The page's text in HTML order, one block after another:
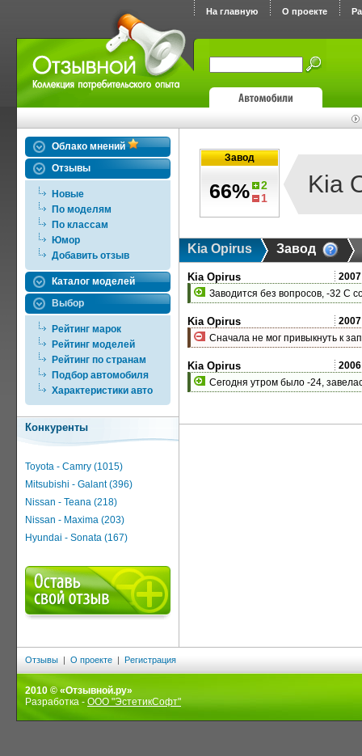
На главную О проекте
Облако мнений
Отзывы
Новые
По моделям
По классам
Юмор
Добавить отзыв
Каталог моделей
Выбор
Рейтинг марок
Рейтинг моделей
Рейтинг по странам
Подбор автомобиля
Характеристики авто
Конкуренты
Toyota - Camry (1015)
Mitsubishi - Galant (396)
Nissan - Teana (218)
Nissan - Maxima (203)
Hyundai - Sonata (167)
Завод
66%
2
1
Kia
Kia Opirus Завод
Kia Opirus
2007
Заводится без вопросов, -32 С
Kia Opirus
2007
Сначала не мог привыкнуть к
Kia Opirus
2006
Сегодня утром было -24,
Отзывы | О проекте | Регистрация
2010 © «Отзывной.ру»
Разработка - ООО "ЭстетикСофт"